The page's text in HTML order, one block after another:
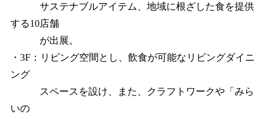
サステナブルアイテム、地域に根ざした食を提供
する10店舗
が出展。
・3F：リビング空間とし、飲食が可能なリビングダイニ
ング
スペースを設け、また、クラフトワークや「みら
いの